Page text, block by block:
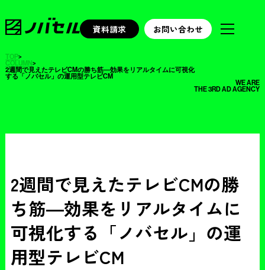
資料請求 お問い合わせ
TOP>
COLUMN>
2週間で見えたテレビCMの勝ち筋―効果をリアルタイムに可視化
する「ノバセル」の運用型テレビCM
WE ARE
THE 3RD AD AGENCY
2週間で見えたテレビCMの勝
ち筋―効果をリアルタイムに
可視化する「ノバセル」の運
用型テレビCM